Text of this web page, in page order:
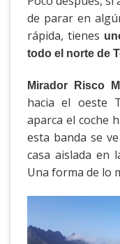
de parar en
rápida, tienes
todo el norte de
Mirador Risco
hacia el oeste
aparca el coche
esta banda se
casa aislada en
Una forma de lo